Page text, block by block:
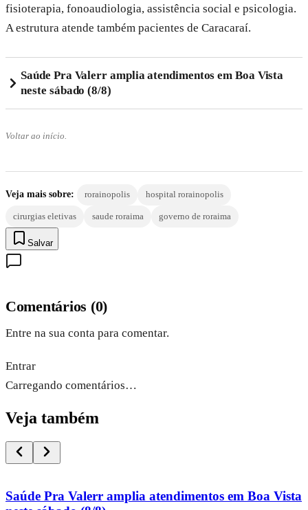
fisioterapia, fonoaudiologia, assistência social e psicologia.
A estrutura atende também pacientes de Caracaraí.
Saúde Pra Valerr amplia atendimentos em Boa Vista
neste sábado (8/8)
Voltar ao início.
Veja mais sobre: rorainopolis hospital rorainopolis
cirurgias eletivas saude roraima governo de roraima
Salvar
Comentários (0)
Entre na sua conta para comentar.
Entrar
Carregando comentários…
Veja também
Saúde Pra Valerr amplia atendimentos em Boa Vista